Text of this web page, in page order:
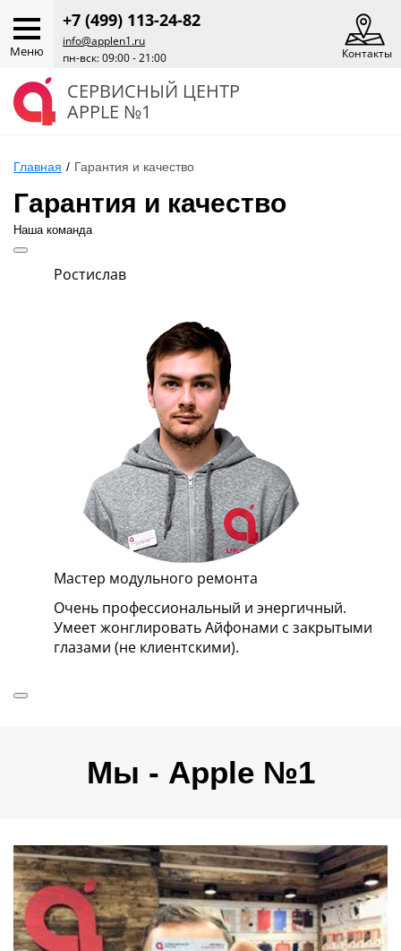
Меню
+7 (499) 113-24-82
info@applen1.ru
пн-вск: 09:00 - 21:00
Контакты
СЕРВИСНЫЙ ЦЕНТР
APPLE №1
Главная / Гарантия и качество
Гарантия и качество
Наша команда
Ростислав
Мастер модульного ремонта
Очень профессиональный и энергичный.
Умеет жонглировать Айфонами с закрытыми
глазами (не клиентскими).
Мы - Apple №1